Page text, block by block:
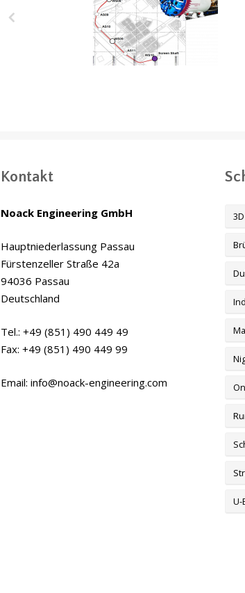
Wakrah & Wukair
Kontakt
Noack Engineering GmbH
Hauptniederlassung Passau
Fürstenzeller Straße 42a
94036 Passau
Deutschland
Tel.: +49 (851) 490 449 49
Fax: +49 (851) 490 449 99
Email: info@noack-engineering.com
U-